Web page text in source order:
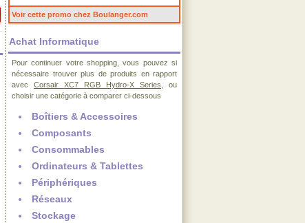
Voir cette promo chez Boulanger.com
Achat Informatique
Pour continuer votre shopping, vous pouvez si
nécessaire trouver plus de produits en rapport
avec Corsair XC7 RGB Hydro-X Series , ou
choisir une catégorie à comparer ci-dessous
Boîtiers & Accessoires
Composants
Consommables
Ordinateurs & Tablettes
Périphériques
Réseaux
Stockage